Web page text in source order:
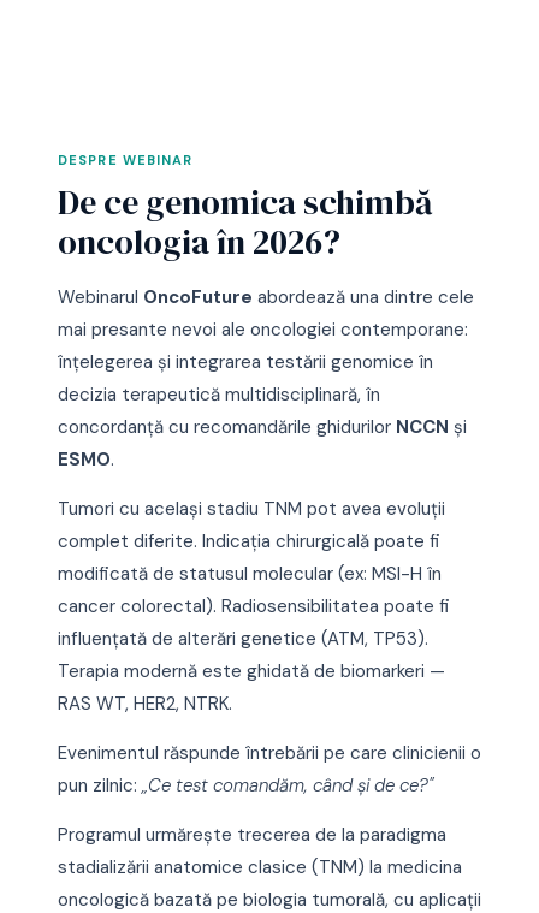
DESPRE WEBINAR
De ce genomica schimbă
oncologia în 2026?
Webinarul OncoFuture abordează una dintre cele
mai presante nevoi ale oncologiei contemporane:
înțelegerea și integrarea testării genomice în
decizia terapeutică multidisciplinară, în
concordanță cu recomandările ghidurilor NCCN și
ESMO.
Tumori cu același stadiu TNM pot avea evoluții
complet diferite. Indicația chirurgicală poate fi
modificată de statusul molecular (ex: MSI-H în
cancer colorectal). Radiosensibilitatea poate fi
influențată de alterări genetice (ATM, TP53).
Terapia modernă este ghidată de biomarkeri —
RAS WT, HER2, NTRK.
Evenimentul răspunde întrebării pe care clinicienii o
pun zilnic:„Ce test comandăm, când și de ce?"
Programul urmărește trecerea de la paradigma
stadializării anatomice clasice (TNM) la medicina
oncologică bazată pe biologia tumorală, cu aplicații